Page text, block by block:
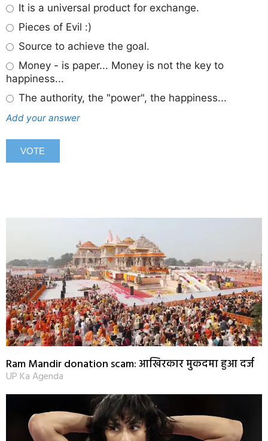
It is a universal product for exchange.
Pieces of Evil :)
Source to achieve the goal.
Money - is paper... Money is not the key to
happiness...
The authority, the "power", the happiness...
Add your answer
Ram Mandir donation scam: आखिरकार मुकदमा हुआ दर्ज
UP Ka Agenda